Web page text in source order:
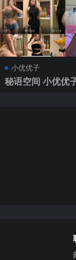
小优优子
秘语空间 小优优